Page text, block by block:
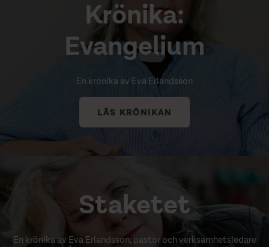
Krönika:
Evangelium
En krönika av Eva Erlandsson
LÄS KRÖNIKAN
Staketet
En krönika av Eva Erlandsson, pastor och verksamhetsledare